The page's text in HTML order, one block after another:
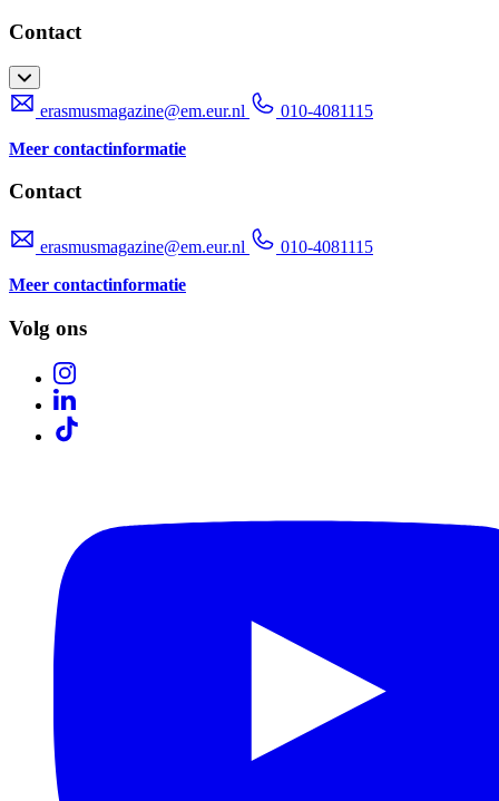
Contact
erasmusmagazine@em.eur.nl
010-4081115
Meer contactinformatie
Contact
erasmusmagazine@em.eur.nl
010-4081115
Meer contactinformatie
Volg ons